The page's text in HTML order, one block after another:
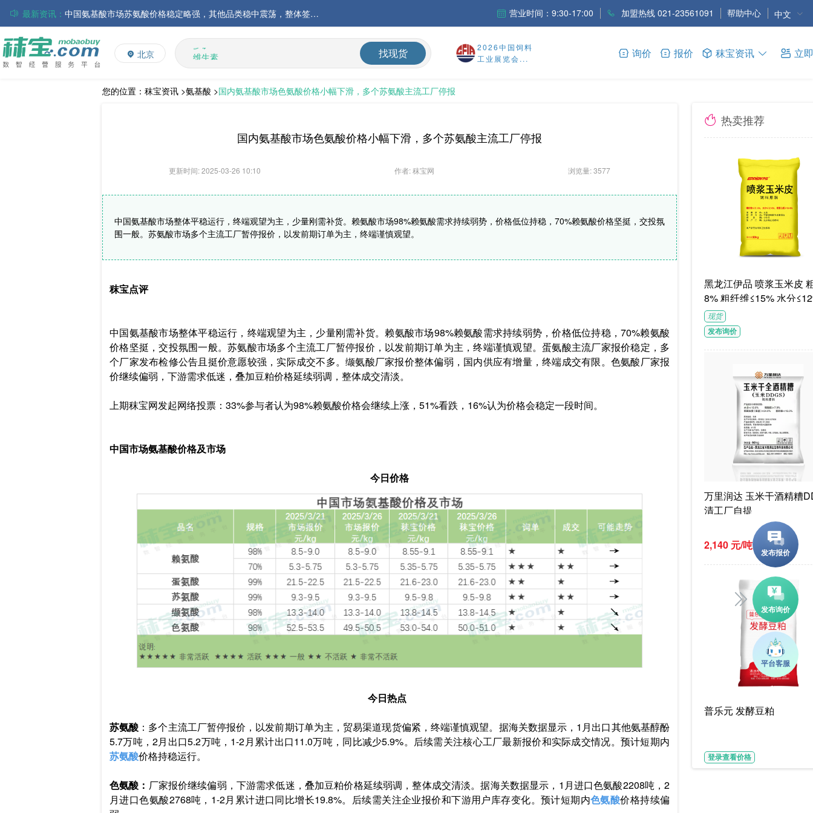
最新资讯：
中国氨基酸市场苏氨酸价格稳定略强，其他品类稳中震荡，整体签单清淡；欧洲物流成本进一步上升
磷酸氢钙市场行情走弱；小苏打和乳清粉市场价格稳定运行
帝斯曼-芬美意发布2026年上半年业绩
巴斯夫集团发布2026年第二季度财务报告
丸红株式会社发布截至2026年6月30日前3个月的合并财务报告
住友化学公布2026财年第一季度业绩
营业时间：9:30-17:00 加盟热线 021-23561091 帮助中心 中文
北京
L-赖氨酸硫酸盐
多维
多矿
维生素
饲料添加剂
找现货
2026中国饲料
工业展览会...
询价 报价 秣宝资讯 立
您的位置： 秣宝资讯 >氨基酸 >国内氨基酸市场色氨酸价格小幅下滑，多个苏氨酸主流工厂停报
国内氨基酸市场色氨酸价格小幅下滑，多个苏氨酸主流工厂停报
更新时间: 2025-03-26 10:10 作者: 秣宝网 浏览量: 3577
中国氨基酸市场整体平稳运行，终端观望为主，少量刚需补货。赖氨酸市场98%赖氨酸需求持续弱势，价格低位持稳，70%赖氨酸价格坚挺，交投氛
围一般。苏氨酸市场多个主流工厂暂停报价，以发前期订单为主，终端谨慎观望。
秣宝点评
中国氨基酸市场整体平稳运行，终端观望为主，少量刚需补货。赖氨酸市场98%赖氨酸需求持续弱势，价格低位持稳，70%赖氨酸
价格坚挺，交投氛围一般。苏氨酸市场多个主流工厂暂停报价，以发前期订单为主，终端谨慎观望。蛋氨酸主流厂家报价稳定，多
个厂家发布检修公告且挺价意愿较强，实际成交不多。缬氨酸厂家报价整体偏弱，国内供应有增量，终端成交有限。色氨酸厂家报
价继续偏弱，下游需求低迷，叠加豆粕价格延续弱调，整体成交清淡。
上期秣宝网发起网络投票：33%参与者认为98%赖氨酸价格会继续上涨，51%看跌，16%认为价格会稳定一段时间。
中国市场氨基酸价格及市场
今日价格
今日热点
苏氨酸 ：多个主流工厂暂停报价，以发前期订单为主，贸易渠道现货偏紧，终端谨慎观望。据海关数据显示，1月出口其他氨基醇酚
5.7万吨，2月出口5.2万吨，1-2月累计出口11.0万吨，同比减少5.9%。后续需关注核心工厂最新报价和实际成交情况。预计短期内
苏氨酸价格持稳运行。
色氨酸： 厂家报价继续偏弱，下游需求低迷，叠加豆粕价格延续弱调，整体成交清淡。据海关数据显示，1月进口色氨酸2208吨，2
月进口色氨酸2768吨，1-2月累计进口同比增长19.8%。后续需关注企业报价和下游用户库存变化。预计短期内色氨酸价格持续偏
热卖推荐
黑龙江伊品 喷浆玉米皮 粗蛋白≥1
8% 粗纤维≤15% 水分
G/袋饲料级褐色或浅褐
体
现货
发布询价
万里润达 玉米干酒精糟
清工厂自提
2,140 元/吨(参考价)
普乐元 发酵豆粕
登录查看价格